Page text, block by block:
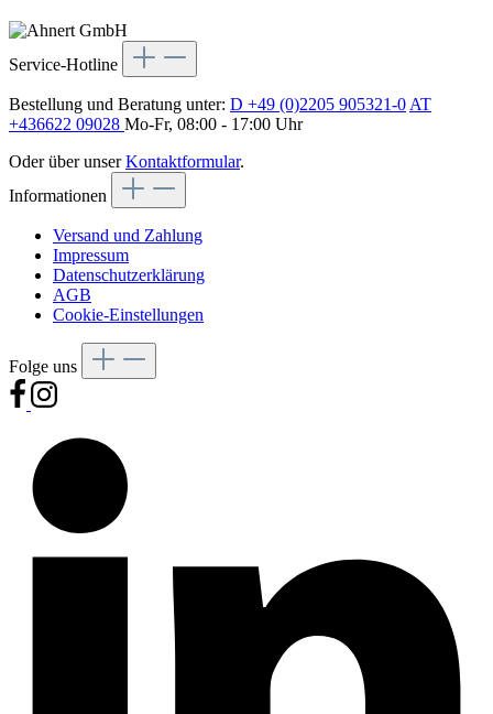
Service-Hotline
Bestellung und Beratung unter: D +49 (0)2205 905321-0 AT
+436622 09028 Mo-Fr, 08:00 - 17:00 Uhr
Oder über unserKontaktformular.
Informationen
Versand und Zahlung
Impressum
Datenschutzerklärung
AGB
Cookie-Einstellungen
Folge uns